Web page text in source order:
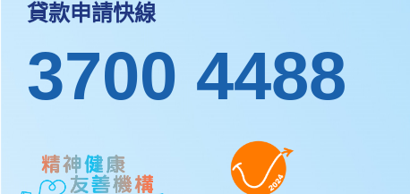
貸款申請快線
3700 4488